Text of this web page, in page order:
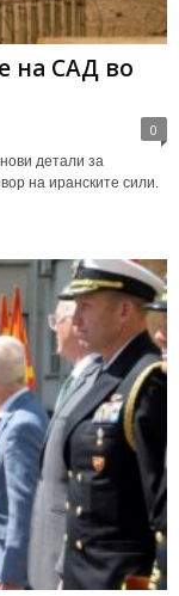
на САД во
0
детали за
на иранските сили.